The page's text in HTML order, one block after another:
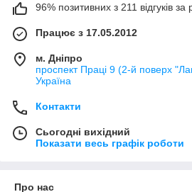
96% позитивних з 211 відгуків за
Працює з 17.05.2012
м. Дніпро
проспект Праці 9 (2-й поверх
Україна
Контакти
Сьогодні вихідний
Показати весь графік роботи
Про нас